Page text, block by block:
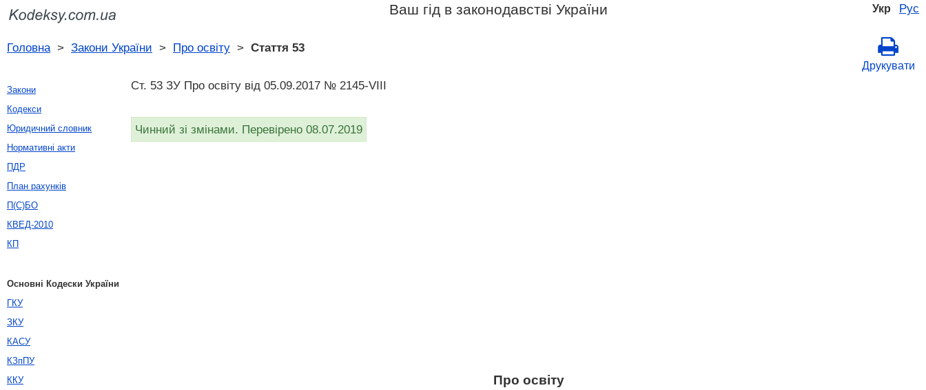
Укр Рус
Ваш гід в законодавстві України
Головна> Закони України > Про освіту > Стаття 53
Друкувати
Ст. 53 ЗУ Про освіту від 05.09.2017 № 2145-VIII
Чинний зі змінами. Перевірено 08.07.2019
Про освіту
Закони
Кодекси
Юридичний словник
Нормативні акти
ПДР
План рахунків
П(С)БО
КВЕД-2010
КП
Основні Кодески України
ГКУ
ЗКУ
КАСУ
КЗпПУ
ККУ